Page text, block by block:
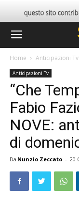
Home Anticipazioni Tv
Anticipazioni Tv
“Che
Fabio
NOVE:
di
Da Nunzio Zeccato - 20